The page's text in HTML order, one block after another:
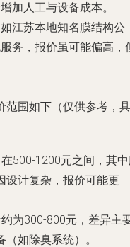
加人工与设备成本。
江苏本地知名膜结构公
务，报价虽可能偏高，
范围如下（仅供参考，具
500-1200元之间，其
设计复杂，报价可能更
为300-800元，差异主
如除臭系统）。